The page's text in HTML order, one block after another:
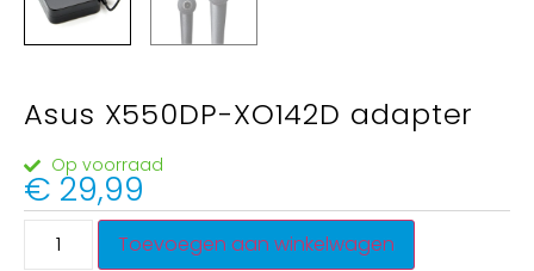
Asus X550DP-XO142D adapter
Op voorraad
€ 29,99
Toevoegen aan winkelwagen